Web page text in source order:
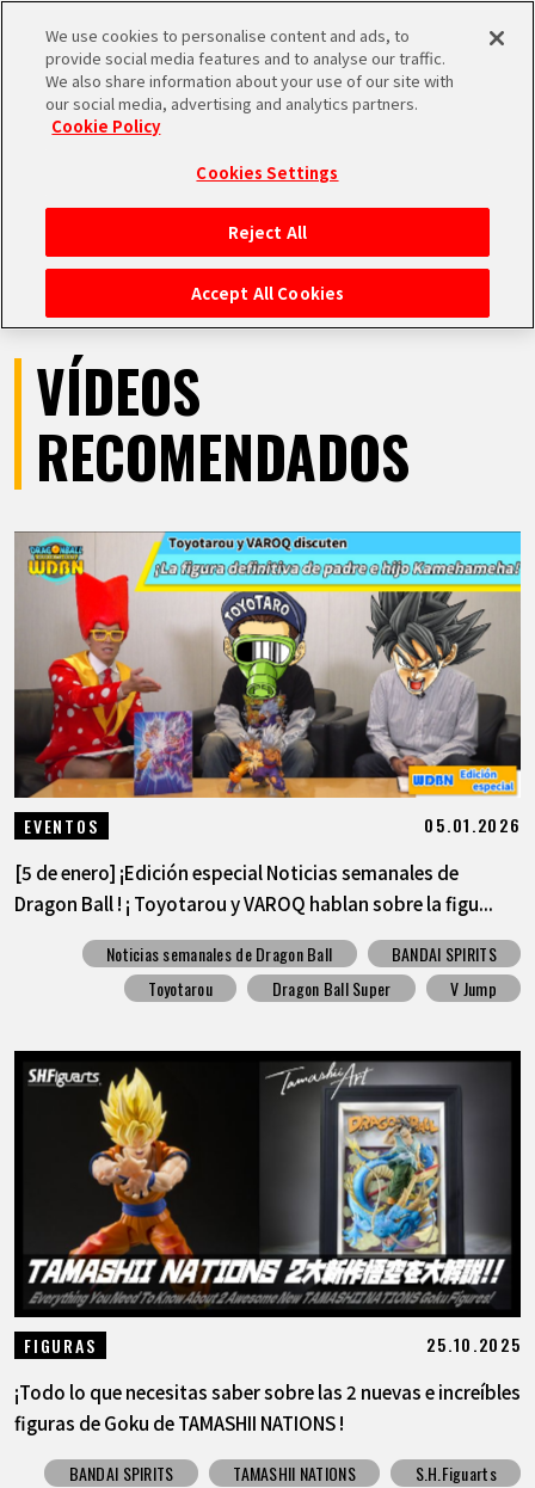
MEN
INICIO
NOTICIAS
LO MÁS DESTACADO
VÍDEOS
ARTÍCULOS
ACERCA DE
LANGUAGE
JP
EN FR DE ES
VÍDEOS
VÍDEOS
RECOMENDADOS
EVENTOS 05.01.2026
[5 de enero] ¡Edición especial Noticias semanales de
Dragon Ball ! ¡ Toyotarou y VAROQ hablan sobre la figu...
Noticias semanales de Dragon Ball
BANDAI SPIRITS
Toyotarou
Dragon Ball Super V Jump
FIGURAS 25.10.2025
¡Todo lo que necesitas saber sobre las 2 nuevas e increíbles
figuras de Goku de TAMASHII NATIONS !
BANDAI SPIRITS TAMASHII NATIONS S.H.Figuarts
We use cookies to personalise content and ads, to
provide social media features and to analyse our traffic.
We also share information about your use of our site with
our social media, advertising and analytics partners.
Cookie Policy
Cookies Settings
Reject All
Accept All Cookies